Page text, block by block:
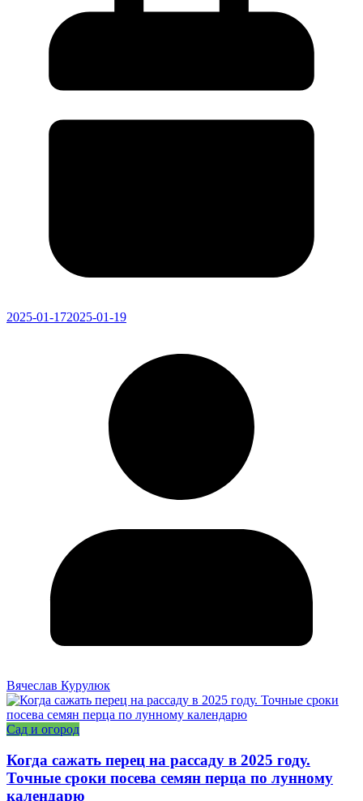
2025-01-172025-01-19
Вячеслав Курулюк
Сад и огород
Когда сажать перец на рассаду в 2025 году.
Точные сроки посева семян перца по лунному
календарю